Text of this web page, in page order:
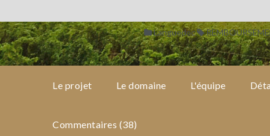
Languedoc
Le projet Le domaine L'équipe
Commentaires (38)